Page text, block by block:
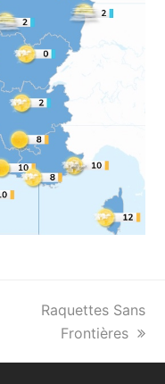
next
post:
Raquettes Sans
Frontières